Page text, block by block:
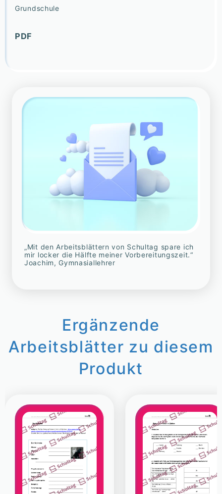
Grundschule
PDF
„Mit den Arbeitsblättern von Schultag spare ich
mir locker die Hälfte meiner Vorbereitungszeit.“
Joachim, Gymnasiallehrer
Ergänzende
Arbeitsblätter zu diesem
Produkt